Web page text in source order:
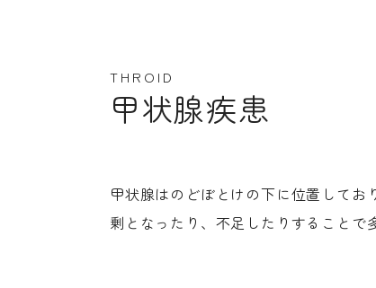
THROID
甲状腺疾患
甲状腺はのどぼとけの下に位置して
剰となったり、不足したりすることで